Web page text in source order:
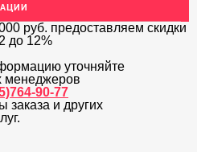
(ДЛЯ ПОЛА),
руб. предоставляем скидки
до 12%
уточняйте
менеджеров
90-77
заказа и других